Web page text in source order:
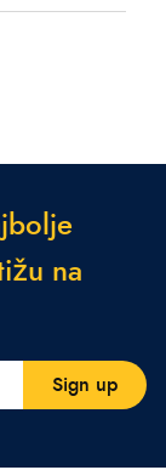
j bo je
ižu na